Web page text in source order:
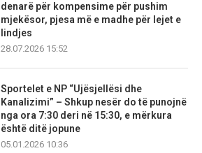
denarë për kompensime për pushim
mjekësor, pjesa më e madhe për lejet e
lindjes
28.07.2026 15:52
Sportelet e NP “Ujësjellësi dhe
Kanalizimi” – Shkup nesër do të punojnë
nga ora 7:30 deri në 15:30, e mërkura
është ditë jopune
05.01.2026 10:36